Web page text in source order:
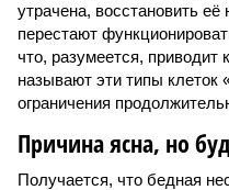
утрачена, восстановить
перестают
что, разумеется, приводит
называют эти типы клеток
ограничения
Причина ясна, но
Получается, что бедная